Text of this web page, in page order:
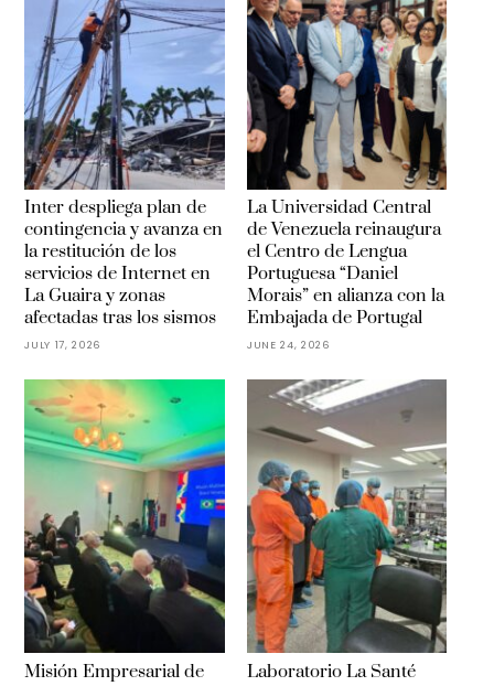
Inter despliega plan de
contingencia y avanza en
la restitución de los
servicios de Internet en
La Guaira y zonas
afectadas tras los sismos
JULY 17, 2026
La Universidad Central
de Venezuela reinaugura
el Centro de Lengua
Portuguesa “Daniel
Morais” en alianza con la
Embajada de Portugal
JUNE 24, 2026
Misión Empresarial de
Laboratorio La Santé